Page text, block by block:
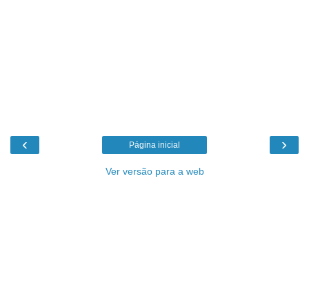
‹ ›
Página inicial
Ver versão para a web